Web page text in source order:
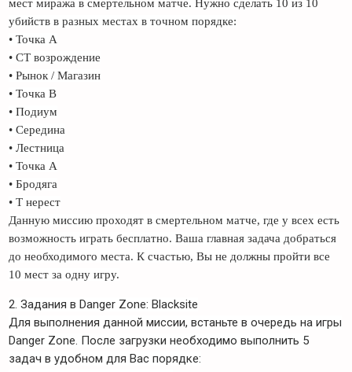
мест миража в смертельном матче. Нужно сделать 10 из 10
убийств в разных местах в точном порядке:
• Точка А
• CT возрождение
• Рынок / Магазин
• Точка B
• Подиум
• Середина
• Лестница
• Точка А
• Бродяга
• Т нерест
Данную миссию проходят в смертельном матче, где у всех есть
возможность играть бесплатно. Ваша главная задача добраться
до необходимого места. К счастью, Вы не должны пройти все
10 мест за одну игру.
2. Задания в Danger Zone: Blacksite
Для выполнения данной миссии, встаньте в очередь на игры
Danger Zone. После загрузки необходимо выполнить 5
задач в удобном для Вас порядке: